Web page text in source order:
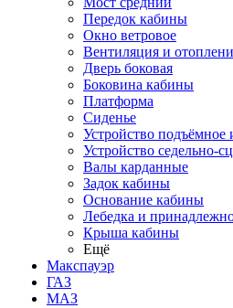
Передок кабины
Окно ветровое
Вентиляция и
Дверь боковая
Боковина кабины
Платформа
Сиденье
Устройство
Устройство седельно-
Валы карданные
Задок кабины
Основание кабины
Лебедка и
Крыша кабины
Ещё
Макспауэр
ГАЗ
МАЗ